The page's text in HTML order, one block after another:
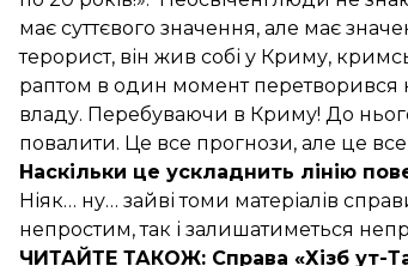
має суттєвого значення, але має
терорист, він жив собі у Криму,
раптом в один момент перетворився
владу. Перебуваючи в Криму! До нього
повалити. Це все прогнози, але це
Наскільки це ускладнить лінію
Ніяк… ну… зайві томи матеріалів
непростим, так і залишатиметься
ЧИТАЙТЕ ТАКОЖ: Справа «Хізб ут-